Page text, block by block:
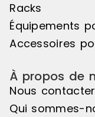
Racks
Équipements
Accessoires
À propos de
Nous contacter
Qui sommes-